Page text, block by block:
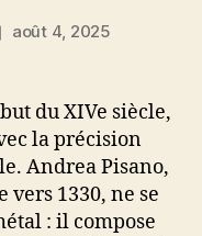
août 4, 2025
du XIVe siècle,
la précision
Andrea Pisano,
1330, ne se
: il compose